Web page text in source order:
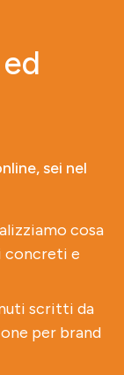
sei nel
cosa
concreti e
scritti da
per brand